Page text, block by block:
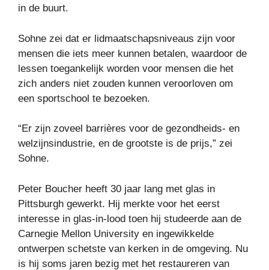
in de buurt.
Sohne zei dat er lidmaatschapsniveaus zijn voor
mensen die iets meer kunnen betalen, waardoor de
lessen toegankelijk worden voor mensen die het
zich anders niet zouden kunnen veroorloven om
een ​​sportschool te bezoeken.
“Er zijn zoveel barrières voor de gezondheids- en
welzijnsindustrie, en de grootste is de prijs,” zei
Sohne.
Peter Boucher heeft 30 jaar lang met glas in
Pittsburgh gewerkt. Hij merkte voor het eerst
interesse in glas-in-lood toen hij studeerde aan de
Carnegie Mellon University en ingewikkelde
ontwerpen schetste van kerken in de omgeving. Nu
is hij soms jaren bezig met het restaureren van